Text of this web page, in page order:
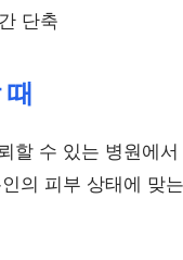
단축
할 수 있는 병원에
의 피부 상태에 맞